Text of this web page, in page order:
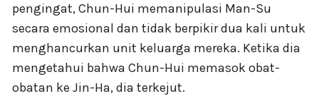
pengingat, Chun-Hui memanipulasi Man-Su
secara emosional dan tidak berpikir dua kali untuk
menghancurkan unit keluarga mereka. Ketika dia
mengetahui bahwa Chun-Hui memasok obat-
obatan ke Jin-Ha, dia terkejut.